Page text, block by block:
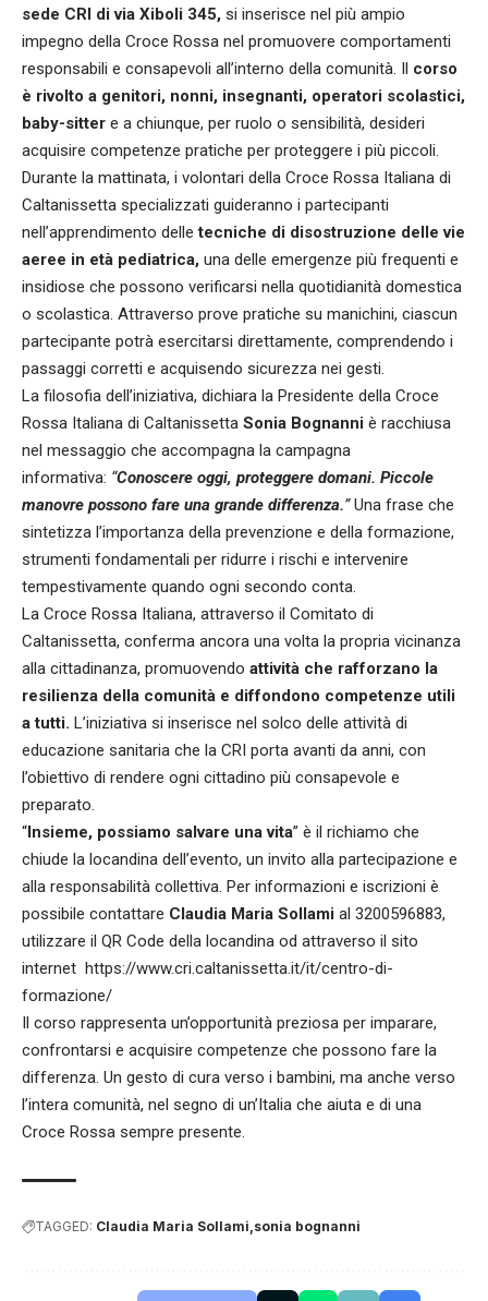
sede CRI di via Xiboli 345, si inserisce nel più ampio
impegno della Croce Rossa nel promuovere comportamenti
responsabili e consapevoli all’interno della comunità. Il corso
è rivolto a genitori, nonni, insegnanti, operatori scolastici,
baby-sitter e a chiunque, per ruolo o sensibilità, desideri
acquisire competenze pratiche per proteggere i più piccoli.
Durante la mattinata, i volontari della Croce Rossa Italiana di
Caltanissetta specializzati guideranno i partecipanti
nell’apprendimento delletecniche di disostruzione delle vie
aeree in età pediatrica, una delle emergenze più frequenti e
insidiose che possono verificarsi nella quotidianità domestica
o scolastica. Attraverso prove pratiche su manichini, ciascun
partecipante potrà esercitarsi direttamente, comprendendo i
passaggi corretti e acquisendo sicurezza nei gesti.
La filosofia dell’iniziativa, dichiara la Presidente della Croce
Rossa Italiana di Caltanissetta Sonia Bognanni è racchiusa
nel messaggio che accompagna la campagna
informativa: “Conoscere oggi, proteggere domani. Piccole
manovre possono fare una grande differenza.”Una frase che
sintetizza l’importanza della prevenzione e della formazione,
strumenti fondamentali per ridurre i rischi e intervenire
tempestivamente quando ogni secondo conta.
La Croce Rossa Italiana, attraverso il Comitato di
Caltanissetta, conferma ancora una volta la propria vicinanza
alla cittadinanza, promuovendo attività che rafforzano la
resilienza della comunità e diffondono competenze utili
a tutti. L’iniziativa si inserisce nel solco delle attività di
educazione sanitaria che la CRI porta avanti da anni, con
l’obiettivo di rendere ogni cittadino più consapevole e
preparato.
“Insieme, possiamo salvare una vita” è il richiamo che
chiude la locandina dell’evento, un invito alla partecipazione e
alla responsabilità collettiva. Per informazioni e iscrizioni è
possibile contattare Claudia Maria Sollami al 3200596883,
utilizzare il QR Code della locandina od attraverso il sito
internet https://www.cri.caltanissetta.it/it/centro-di-
formazione/
Il corso rappresenta un’opportunità preziosa per imparare,
confrontarsi e acquisire competenze che possono fare la
differenza. Un gesto di cura verso i bambini, ma anche verso
l’intera comunità, nel segno di un’Italia che aiuta e di una
Croce Rossa sempre presente.
TAGGED: Claudia Maria Sollami sonia bognanni